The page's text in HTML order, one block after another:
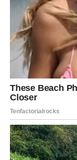
inspirišu i motivišu.
Na poslovnom
koje vam otvaraju
U ljubavi dolazi
mogu upoznati
energijom.
Ribe
Ribe ulaze u